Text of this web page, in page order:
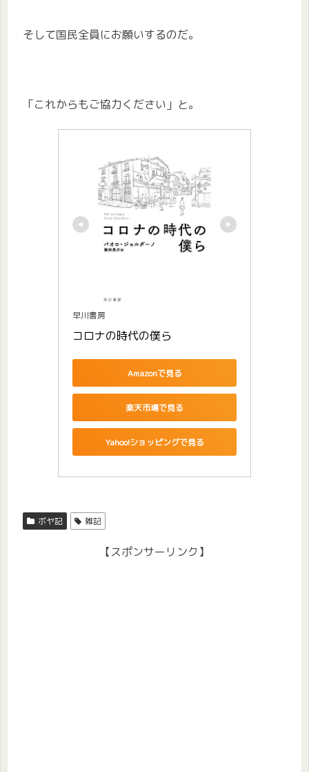
そして国民全員にお願いするのだ。
「これからもご協力ください」と。
早川書房
コロナの時代の僕ら
Amazonで見る
楽天市場で見る
Yahoo!ショッピングで見る
ボヤ記 雑記
【スポンサーリンク】